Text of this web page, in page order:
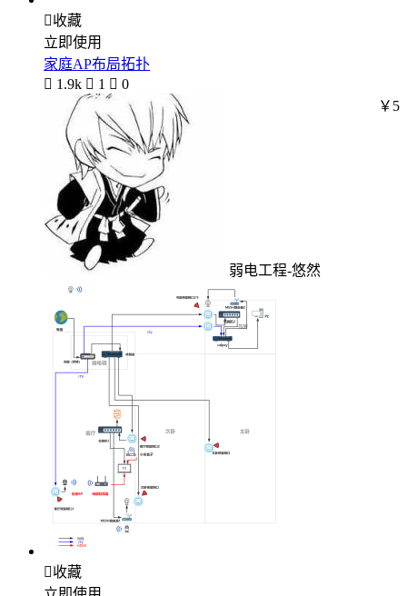
收藏
立即使用
家庭AP布局拓扑
 1.9k  1  0
弱电工程-悠然
￥5
收藏